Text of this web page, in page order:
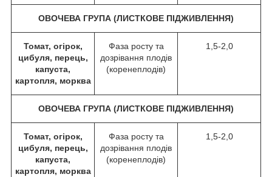
ОВОЧЕВА ГРУПА (ЛИСТКОВЕ ПІДЖИВЛЕННЯ)
Томат, огірок,
цибуля, перець,
капуста,
картопля, морква
Фаза росту та
дозрівання плодів
(коренеплодів)
1,5-2,0
ОВОЧЕВА ГРУПА (ЛИСТКОВЕ ПІДЖИВЛЕННЯ)
Томат, огірок,
цибуля, перець,
капуста,
картопля, морква
Фаза росту та
дозрівання плодів
(коренеплодів)
1,5-2,0